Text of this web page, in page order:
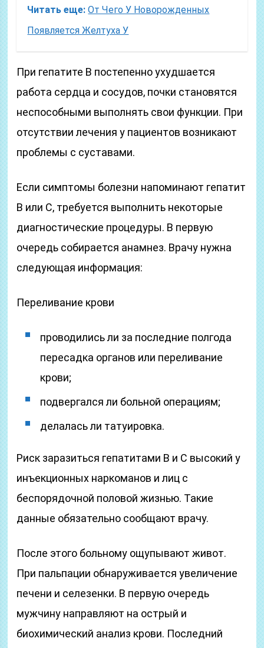
Читать еще: От Чего У Новорожденных
Появляется Желтуха У
При гепатите В постепенно ухудшается
работа сердца и сосудов, почки становятся
неспособными выполнять свои функции. При
отсутствии лечения у пациентов возникают
проблемы с суставами.
Если симптомы болезни напоминают гепатит
В или С, требуется выполнить некоторые
диагностические процедуры. В первую
очередь собирается анамнез. Врачу нужна
следующая информация:
Переливание крови
проводились ли за последние полгода
пересадка органов или переливание
крови;
подвергался ли больной операциям;
делалась ли татуировка.
Риск заразиться гепатитами В и С высокий у
инъекционных наркоманов и лиц с
беспорядочной половой жизнью. Такие
данные обязательно сообщают врачу.
После этого больному ощупывают живот.
При пальпации обнаруживается увеличение
печени и селезенки. В первую очередь
мужчину направляют на острый и
биохимический анализ крови. Последний